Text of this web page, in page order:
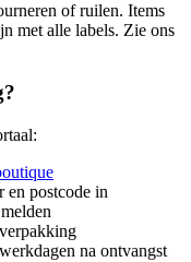
of ruilen. Items
met alle labels. Zie ons
en postcode in
na ontvangst